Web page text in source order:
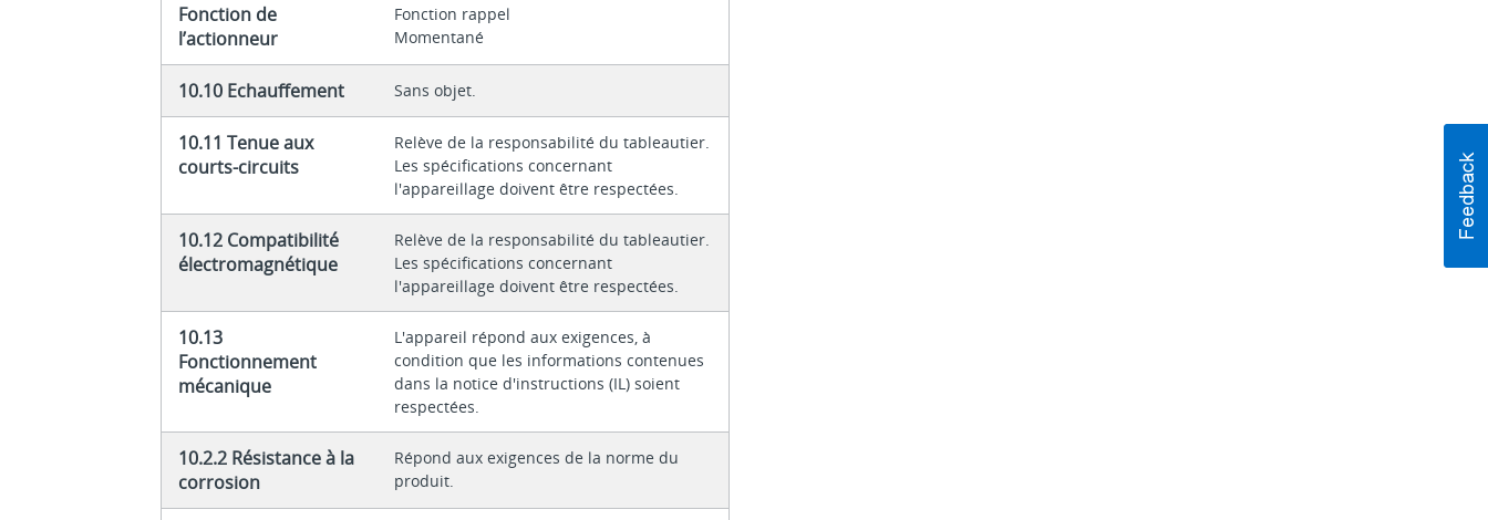
Fonction de
l’actionneur
Fonction rappel
Momentané
10.10 Echauffement Sans objet.
10.11 Tenue aux
courts-circuits
Relève de la responsabilité du tableautier.
Les spécifications concernant
l'appareillage doivent être respectées.
10.12 Compatibilité
électromagnétique
Relève de la responsabilité du tableautier.
Les spécifications concernant
l'appareillage doivent être respectées.
10.13
Fonctionnement
mécanique
L'appareil répond aux exigences, à
condition que les informations contenues
dans la notice d'instructions (IL) soient
respectées.
10.2.2 Résistance à la
corrosion
Répond aux exigences de la norme du
produit.